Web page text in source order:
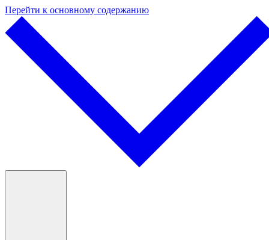
Перейти к основному содержанию